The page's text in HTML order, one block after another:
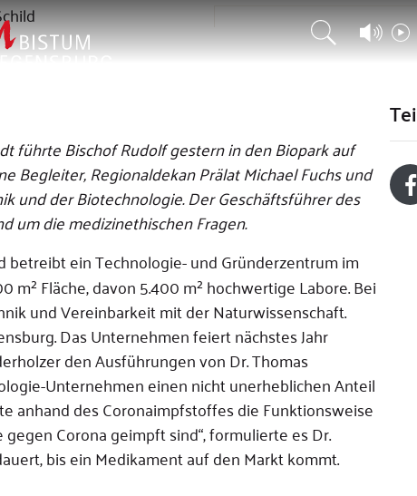
Spannender Einblick in die
Längst
führte Bischof Rudolf gestern in den Biopark auf
Begleiter, Regionaldekan Prälat Michael Fuchs und
und der Biotechnologie. Der Geschäftsführer des
um die medizinethischen Fragen.
ein Technologie- und Gründerzentrum im
Fläche, davon 5.400 m² hochwertige Labore. Bei
und Vereinbarkeit mit der Naturwissenschaft.
Das Unternehmen feiert nächstes Jahr
den Ausführungen von Dr. Thomas
Unternehmen einen nicht unerheblichen Anteil
anhand des Coronaimpfstoffes die Funktionsweise
Corona geimpft sind“, formulierte es Dr.
bis ein Medikament auf den Markt kommt.